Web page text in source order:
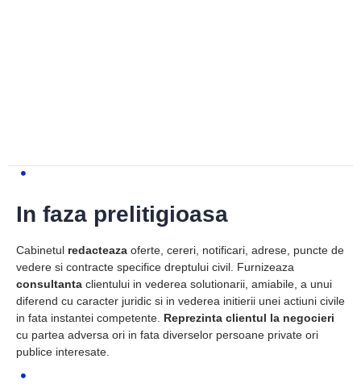
In faza prelitigioasa
Cabinetul redacteaza oferte, cereri, notificari, adrese, puncte de
vedere si contracte specifice dreptului civil. Furnizeaza
consultanta clientului in vederea solutionarii, amiabile, a unui
diferend cu caracter juridic si in vederea initierii unei actiuni civile
in fata instantei competente. Reprezinta clientul la negocieri
cu partea adversa ori in fata diverselor persoane private ori
publice interesate.